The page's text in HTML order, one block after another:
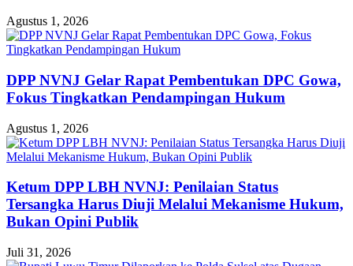
Agustus 1, 2026
DPP NVNJ Gelar Rapat Pembentukan DPC Gowa,
Fokus Tingkatkan Pendampingan Hukum
Agustus 1, 2026
Ketum DPP LBH NVNJ: Penilaian Status
Tersangka Harus Diuji Melalui Mekanisme Hukum,
Bukan Opini Publik
Juli 31, 2026